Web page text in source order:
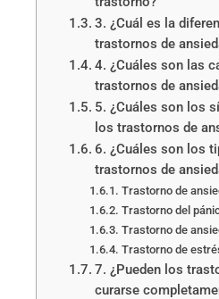
3. ¿Cuál es la
trastornos de
4. ¿Cuáles son las
trastornos de
5. ¿Cuáles son los
los trastornos de
6. ¿Cuáles son los
trastornos de
Trastorno de
Trastorno del
Trastorno de
Trastorno de
7. ¿Pueden los
curarse